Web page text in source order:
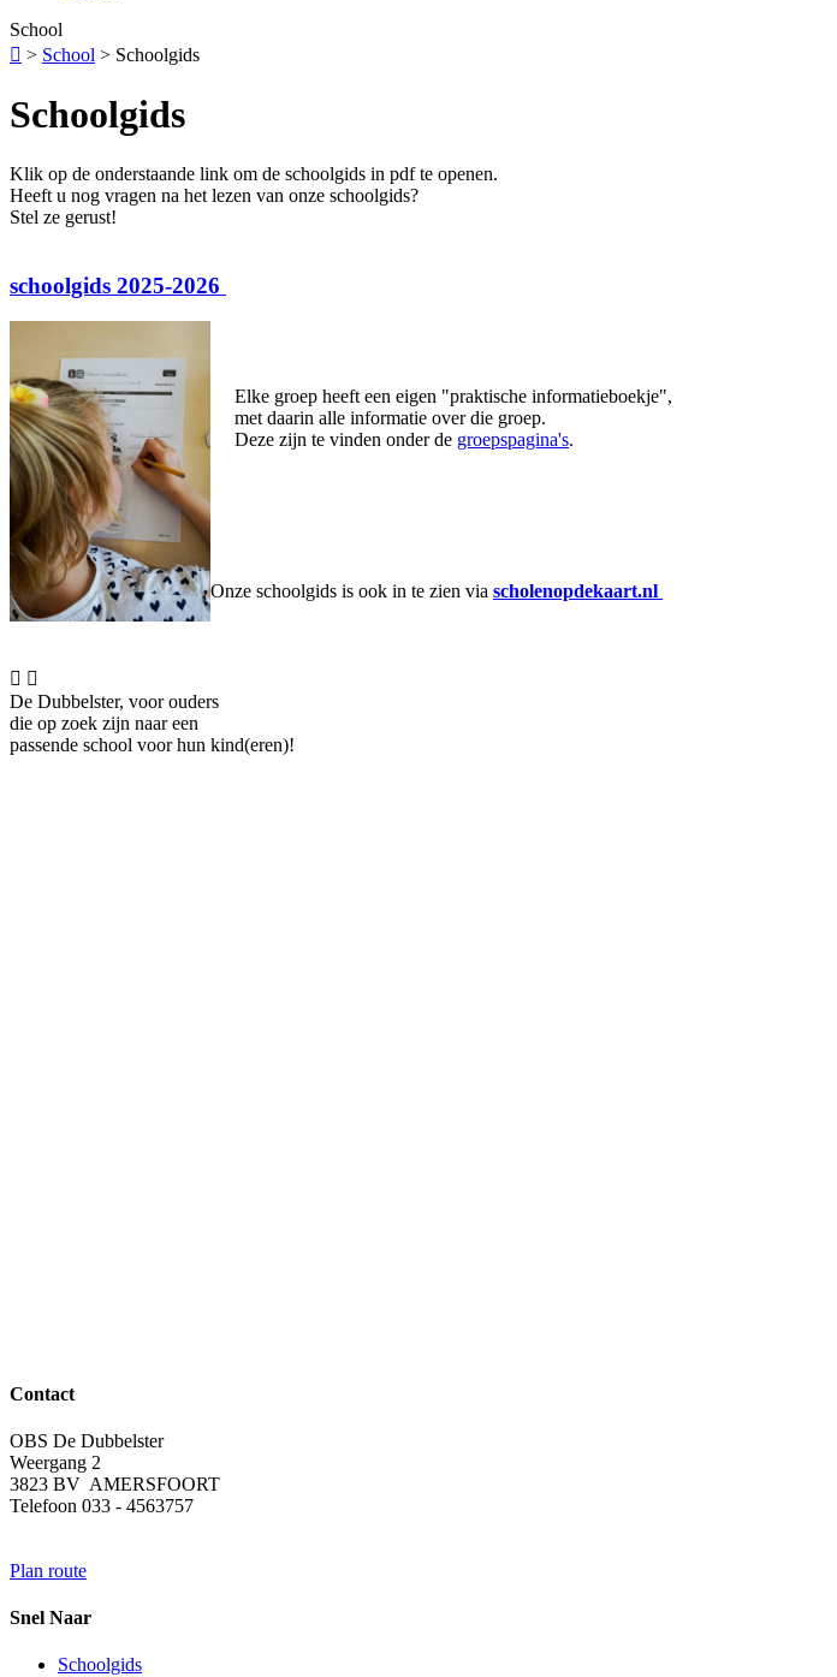
School
 > School > Schoolgids
Schoolgids
Klik op de onderstaande link om de schoolgids in pdf te openen.
Heeft u nog vragen na het lezen van onze schoolgids?
Stel ze gerust!
schoolgids 2025-2026
Elke groep heeft een eigen "praktische informatieboekje",
met daarin alle informatie over die groep.
Deze zijn te vinden onder de groepspagina's.
Onze schoolgids is ook in te zien via scholenopdekaart.nl
 
De Dubbelster, voor ouders
die op zoek zijn naar een
passende school voor hun kind(eren)!
Contact
OBS De Dubbelster
Weergang 2
3823 BV AMERSFOORT
Telefoon 033 - 4563757
Plan route
Snel Naar
Schoolgids